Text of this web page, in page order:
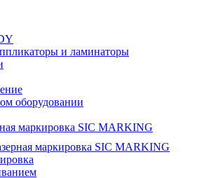
и ламинаторы
оборудовании
маркировка SIC MARKING
маркировка SIC MARKING